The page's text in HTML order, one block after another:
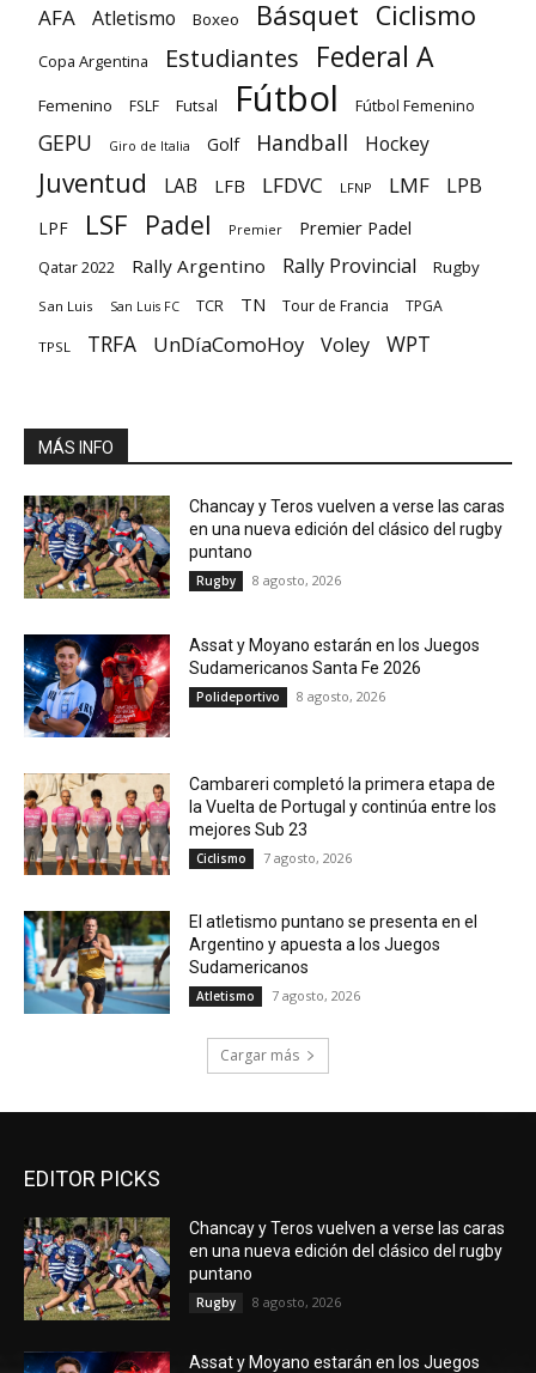
AFA Atletismo Boxeo Básquet Ciclismo
Copa Argentina Estudiantes Federal A
Femenino FSLF Futsal Fútbol Fútbol Femenino
GEPU Giro de Italia Golf Handball Hockey
Juventud LAB LFB LFDVC LFNP LMF LPB
LPF LSF Padel Premier Premier Padel
Qatar 2022 Rally Argentino Rally Provincial Rugby
San Luis San Luis FC TCR TN Tour de Francia TPGA
TPSL TRFA UnDíaComoHoy Voley WPT
MÁS INFO
Chancay y Teros vuelven a verse las caras
en una nueva edición del clásico del rugby
puntano
Rugby 8 agosto, 2026
Assat y Moyano estarán en los Juegos
Sudamericanos Santa Fe 2026
Polideportivo 8 agosto, 2026
Cambareri completó la primera etapa de
la Vuelta de Portugal y continúa entre los
mejores Sub 23
Ciclismo 7 agosto, 2026
El atletismo puntano se presenta en el
Argentino y apuesta a los Juegos
Sudamericanos
Atletismo 7 agosto, 2026
Cargar más
EDITOR PICKS
Chancay y Teros vuelven a verse las caras
en una nueva edición del clásico del rugby
puntano
Rugby 8 agosto, 2026
Assat y Moyano estarán en los Juegos